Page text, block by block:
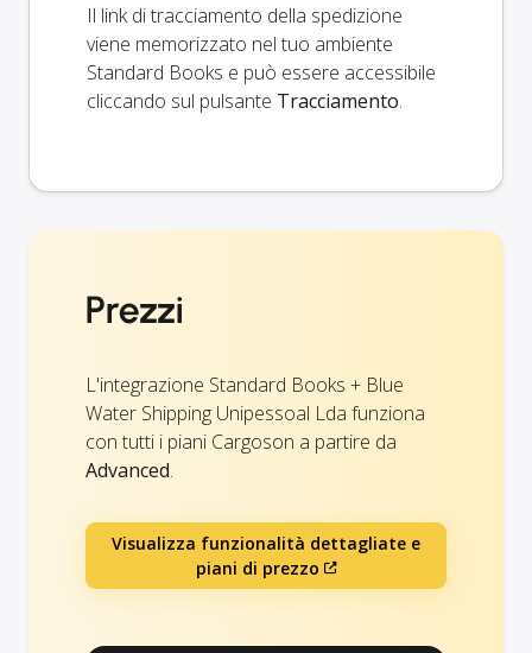
Il link di tracciamento della spedizione
viene memorizzato nel tuo ambiente
Standard Books e può essere accessibile
cliccando sul pulsante Tracciamento.
Prezzi
L'integrazione Standard Books + Blue
Water Shipping Unipessoal Lda funziona
con tutti i piani Cargoson a partire da
Advanced.
Visualizza funzionalità dettagliate e
piani di prezzo